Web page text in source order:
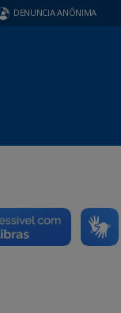
DENUNCIA ANÔNIMA